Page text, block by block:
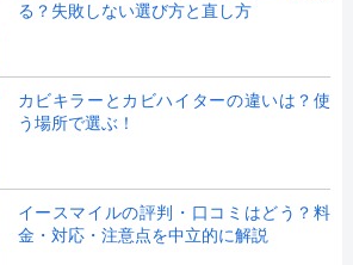
る？失敗しない選び方と直し方
カビキラーとカビハイターの違いは？使
う場所で選ぶ！
イースマイルの評判・口コミはどう？料
金・対応・注意点を中立的に解説